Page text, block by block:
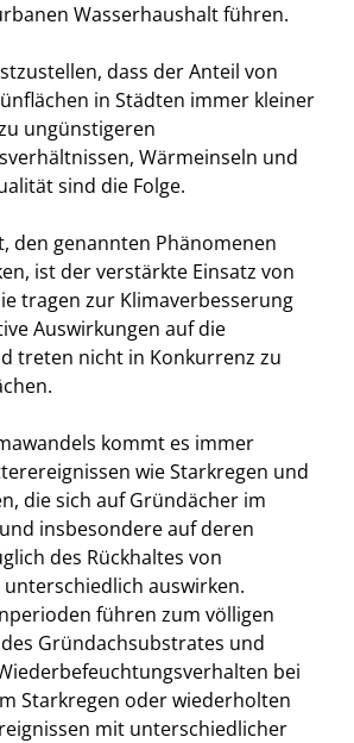
Wasserhaushalt führen.
dass der Anteil von
in Städten immer kleiner
ungünstigeren
Wärmeinseln und
sind die Folge.
den genannten Phänomenen
ist der verstärkte Einsatz von
tragen zur Klimaverbesserung
Auswirkungen auf die
treten nicht in Konkurrenz zu
kommt es immer
wie Starkregen und
die sich auf Gründächer im
insbesondere auf deren
des Rückhaltes von
auswirken.
führen zum völligen
Gründachsubstrates und
bei
Starkregen oder wiederholten
mit unterschiedlicher